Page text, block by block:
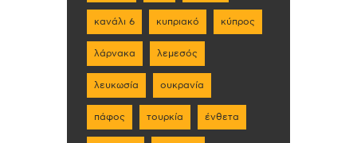
κανάλι 6 κυπριακό κύπρος
λάρνακα λεμεσός
λευκωσία ουκρανία
πάφος τουρκία ένθετα